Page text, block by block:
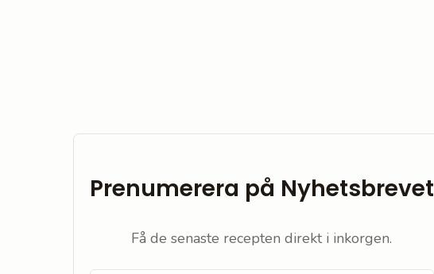
Prenumerera på Nyhetsbrevet
Få de senaste recepten direkt i inkorgen.